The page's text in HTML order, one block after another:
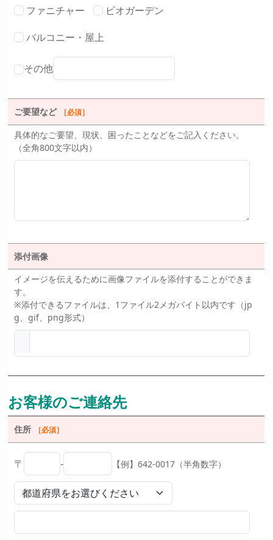
ファニチャー
ビオガーデン
バルコニー・屋上
その他
ご要望など ［必須］
具体的なご要望、現状、困ったことなどをご記入ください。
（全角800文字以内）
添付画像
イメージを伝えるために画像ファイルを添付することができま
す。
※添付できるファイルは、1ファイル2メガバイト以内です（jp
g、gif、png形式）
お客様のご連絡先
住所 ［必須］
〒 - 【例】642-0017（半角数字）